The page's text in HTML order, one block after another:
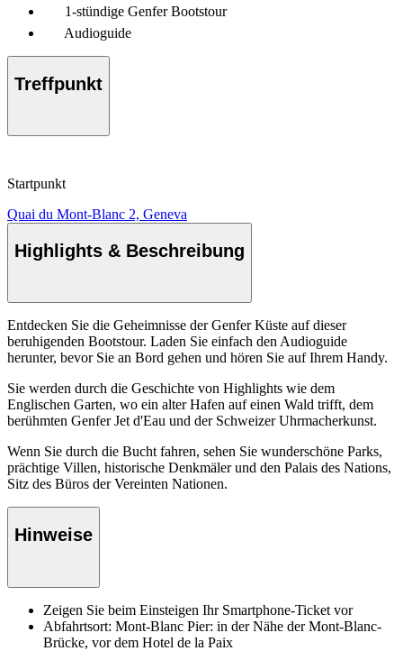
1-stündige Genfer Bootstour
Audioguide
Treffpunkt
Startpunkt
Quai du Mont-Blanc 2, Geneva
Highlights & Beschreibung
Entdecken Sie die Geheimnisse der Genfer Küste auf dieser
beruhigenden Bootstour. Laden Sie einfach den Audioguide
herunter, bevor Sie an Bord gehen und hören Sie auf Ihrem Handy.
Sie werden durch die Geschichte von Highlights wie dem
Englischen Garten, wo ein alter Hafen auf einen Wald trifft, dem
berühmten Genfer Jet d'Eau und der Schweizer Uhrmacherkunst.
Wenn Sie durch die Bucht fahren, sehen Sie wunderschöne Parks,
prächtige Villen, historische Denkmäler und den Palais des Nations,
Sitz des Büros der Vereinten Nationen.
Hinweise
Zeigen Sie beim Einsteigen Ihr Smartphone-Ticket vor
Abfahrtsort: Mont-Blanc Pier: in der Nähe der Mont-Blanc-
Brücke, vor dem Hotel de la Paix